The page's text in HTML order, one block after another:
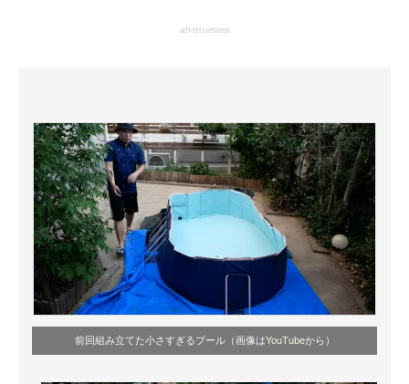
モノづくり技術者専門サイト
エレクトロニクス専門サイト
電子設計の基本と応用
エネルギーの専門メディア
建設×テクノロジーの最前線
ちょっと気になるネットの話題
advertisement
前回組み立てた小さすぎるプール（画像はYouTubeから）